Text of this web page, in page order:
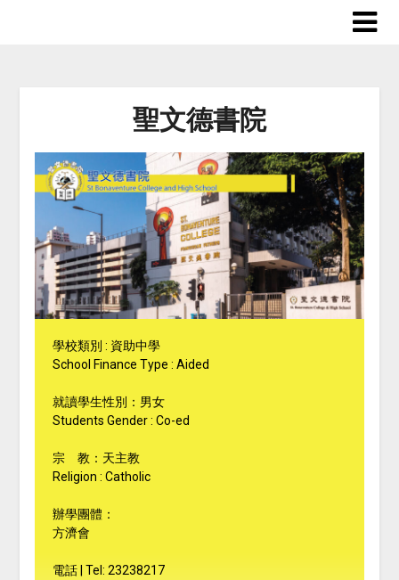
聖文德書院
學校類別 : 資助中學
School Finance Type : Aided
就讀學生性別：男女
Students Gender : Co-ed
宗 教：天主教
Religion : Catholic
辦學團體：
方濟會
電話 | Tel: 23238217